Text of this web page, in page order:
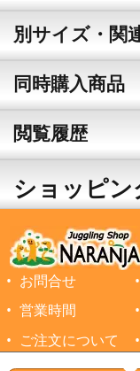
別サイズ・関
同時購入商品
閲覧履歴
ショッピ
お問合せ
営業時間
ご注文について
©1999-2026